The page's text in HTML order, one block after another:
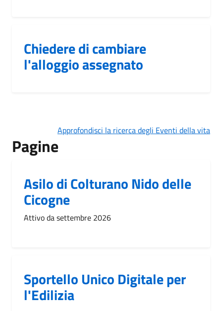
Chiedere di cambiare
l'alloggio assegnato
Approfondisci la ricerca degli Eventi della vita
Pagine
Asilo di Colturano Nido delle
Cicogne
Attivo da settembre 2026
Sportello Unico Digitale per
l'Edilizia